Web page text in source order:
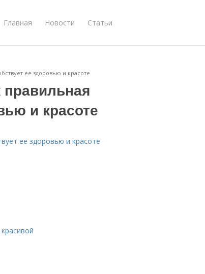
Главная Новости Статьи
ее здоровью и красоте
и красоте
ее здоровью и красоте